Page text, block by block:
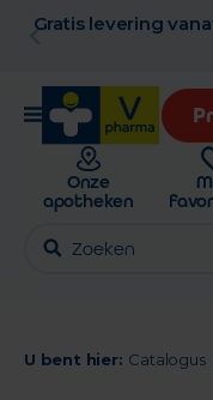
Gratis levering
Onze
apotheken
U bent hier: Catalogus